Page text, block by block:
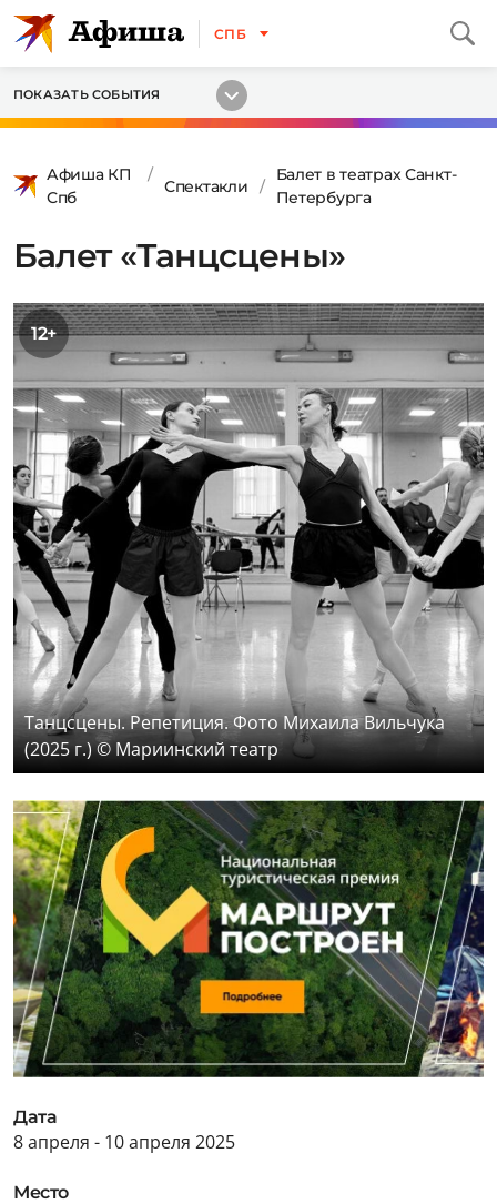
СПБ
ПОКАЗАТЬ СОБЫТИЯ
Афиша КП
Спб
Спектакли
Балет в театрах Санкт-
Петербурга
Балет «Танцсцены»
12+
Танцсцены. Репетиция. Фото Михаила Вильчука
(2025 г.) © Мариинский театр
Дата
8 апреля - 10 апреля 2025
Место